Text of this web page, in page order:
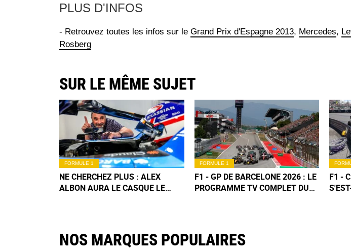
PLUS D'INFOS
- Retrouvez toutes les infos sur le Grand Prix d'Espagne 2013, Mercedes,
Rosberg
SUR LE MÊME SUJET
FORMULE 1
NE CHERCHEZ PLUS : ALEX
ALBON AURA LE CASQUE LE
FORMULE 1
F1 - GP DE BARCELONE 2026 : LE
PROGRAMME TV COMPLET DU
F1 -
NOS MARQUES POPULAIRES